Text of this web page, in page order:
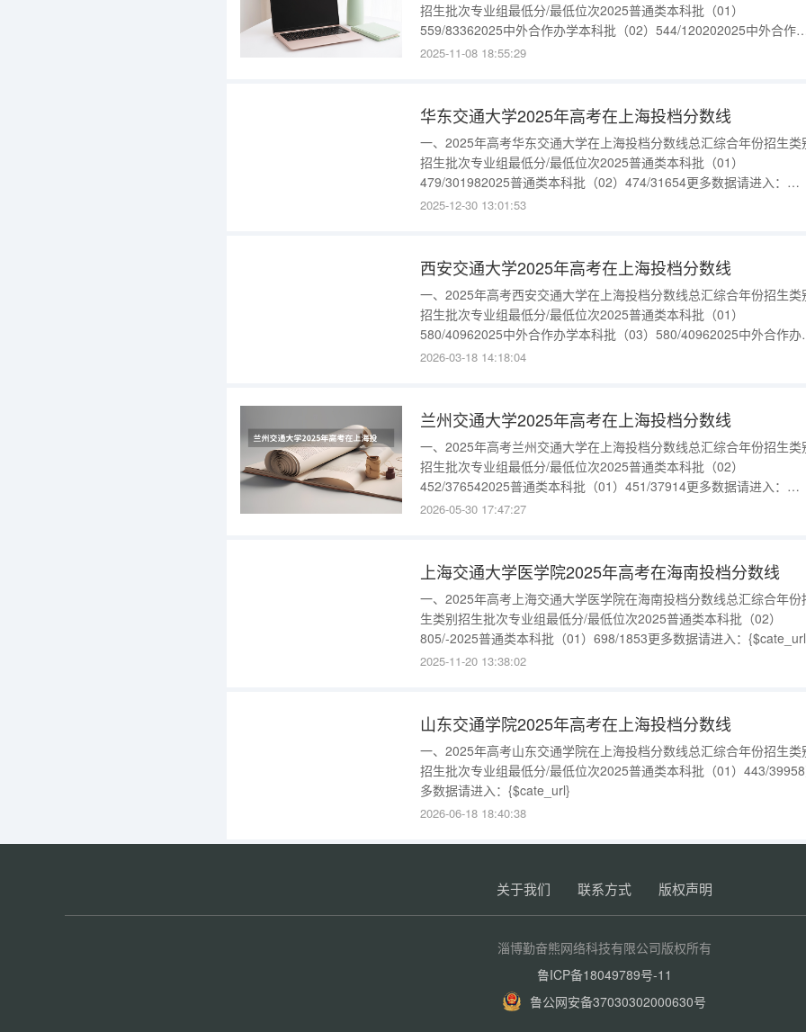
招生批次专业组最低分/最低位次2025普通类本科批（01）
559/83362025中外合作办学本科批（02）544/120202025中外合作
学本科批（03）526/16940更多数据请进入：{$cate_url}
2025-11-08 18:55:29
华东交通大学2025年高考在上海投档分数线
一、2025年高考华东交通大学在上海投档分数线总汇综合年份招生类
招生批次专业组最低分/最低位次2025普通类本科批（01）
479/301982025普通类本科批（02）474/31654更多数据请进入：
{$cate_url}
2025-12-30 13:01:53
西安交通大学2025年高考在上海投档分数线
一、2025年高考西安交通大学在上海投档分数线总汇综合年份招生类
招生批次专业组最低分/最低位次2025普通类本科批（01）
580/40962025中外合作办学本科批（03）580/40962025中外合作办
本科批（02）572/5610更多数据请进入：{$cate_url}
2026-03-18 14:18:04
兰州交通大学2025年高考在上海投档分数线
一、2025年高考兰州交通大学在上海投档分数线总汇综合年份招生类
招生批次专业组最低分/最低位次2025普通类本科批（02）
452/376542025普通类本科批（01）451/37914更多数据请进入：
{$cate_url}
2026-05-30 17:47:27
上海交通大学医学院2025年高考在海南投档分数线
一、2025年高考上海交通大学医学院在海南投档分数线总汇综合年份
生类别招生批次专业组最低分/最低位次2025普通类本科批（02）
805/-2025普通类本科批（01）698/1853更多数据请进入：
2025-11-20 13:38:02
山东交通学院2025年高考在上海投档分数线
一、2025年高考山东交通学院在上海投档分数线总汇综合年份招生类
招生批次专业组最低分/最低位次2025普通类本科批（01）443/
多数据请进入：{$cate_url}
2026-06-18 18:40:38
关于我们 联系方式 版权声明
淄博勤奋熊网络科技有限公司版权所有
鲁ICP备18049789号-11
鲁公网安备37030302000630号